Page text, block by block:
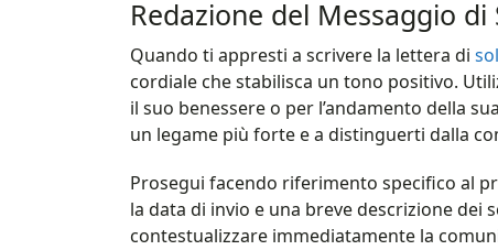
Redazione del Messaggio di
Quando ti appresti a scrivere la lettera di
cordiale che stabilisca un tono positivo.
il suo benessere o per l’andamento della
un legame più forte e a distinguerti dalla
Prosegui facendo riferimento specifico al
la data di invio e una breve descrizione
contestualizzare immediatamente la